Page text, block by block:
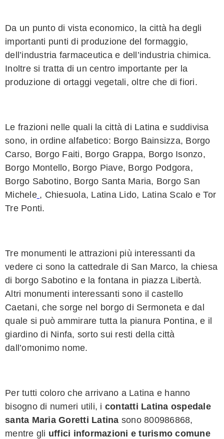
Da un punto di vista economico, la città ha degli
importanti punti di produzione del formaggio,
dell’industria farmaceutica e dell’industria chimica.
Inoltre si tratta di un centro importante per la
produzione di ortaggi vegetali, oltre che di fiori.
Le frazioni nelle quali la città di Latina e suddivisa
sono, in ordine alfabetico: Borgo Bainsizza, Borgo
Carso, Borgo Faiti, Borgo Grappa, Borgo Isonzo,
Borgo Montello, Borgo Piave, Borgo Podgora,
Borgo Sabotino, Borgo Santa Maria, Borgo San
Michele , Chiesuola, Latina Lido, Latina Scalo e Tor
Tre Ponti.
Tre monumenti le attrazioni più interessanti da
vedere ci sono la cattedrale di San Marco, la chiesa
di borgo Sabotino e la fontana in piazza Libertà.
Altri monumenti interessanti sono il castello
Caetani, che sorge nel borgo di Sermoneta e dal
quale si può ammirare tutta la pianura Pontina, e il
giardino di Ninfa, sorto sui resti della città
dall’omonimo nome.
Per tutti coloro che arrivano a Latina e hanno
bisogno di numeri utili, i contatti Latina ospedale
santa Maria Goretti Latina sono 800986868,
mentre gli uffici informazioni e turismo comune